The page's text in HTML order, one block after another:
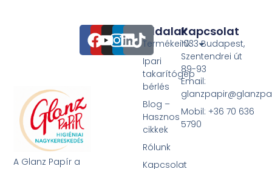
A Glanz Papír a
Oldalak
Termékeink
Ipari
takarítógép
bérlés
Blog –
Hasznos
cikkek
Rólunk
Kapcsolat
Kapcsolat
1033 Budapest,
Szentendrei út
89-93
Email:
Mobil: +36 70 636
5790